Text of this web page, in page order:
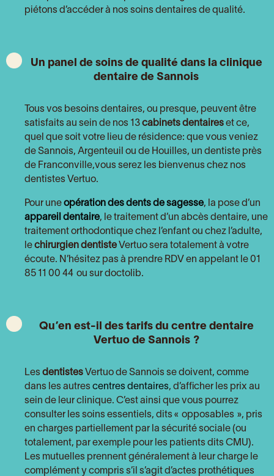
piétons d’accéder à nos soins dentaires de qualité.
Un panel de soins de qualité dans la clinique
dentaire de Sannois
Tous vos besoins dentaires, ou presque, peuvent être
satisfaits au sein de nos 13 cabinets dentaires et ce,
quel que soit votre lieu de résidence: que vous veniez
de Sannois, Argenteuil ou de Houilles, un dentiste près
de Franconville,vous serez les bienvenus chez nos
dentistes Vertuo.
Pour une opération des dents de sagesse, la pose d’un
appareil dentaire, le traitement d’un abcès dentaire, une
traitement orthodontique chez l’enfant ou chez l’adulte,
le chirurgien dentiste Vertuo sera totalement à votre
écoute. N’hésitez pas à prendre RDV en appelant le 01
85 11 00 44 ou sur doctolib.
Qu’en est-il des tarifs du centre dentaire
Vertuo de Sannois ?
Les dentistes Vertuo de Sannois se doivent, comme
dans les autres centres dentaires, d’afficher les prix au
sein de leur clinique. C’est ainsi que vous pourrez
consulter les soins essentiels, dits « opposables », pris
en charges partiellement par la sécurité sociale (ou
totalement, par exemple pour les patients dits CMU).
Les mutuelles prennent généralement à leur charge le
complément y compris s’il s’agit d’actes prothétiques